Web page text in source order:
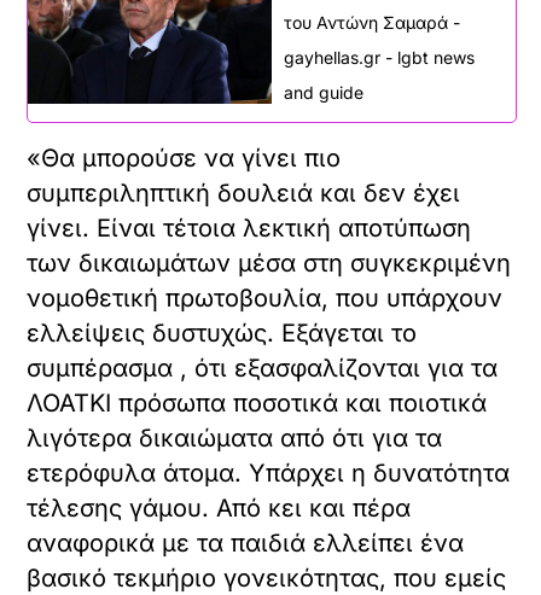
του Αντώνη Σαμαρά -
gayhellas.gr - lgbt news
and guide
«Θα μπορούσε να γίνει πιο
συμπεριληπτική δουλειά και δεν έχει
γίνει. Είναι τέτοια λεκτική αποτύπωση
των δικαιωμάτων μέσα στη συγκεκριμένη
νομοθετική πρωτοβουλία, που υπάρχουν
ελλείψεις δυστυχώς. Εξάγεται το
συμπέρασμα , ότι εξασφαλίζονται για τα
ΛΟΑΤΚΙ πρόσωπα ποσοτικά και ποιοτικά
λιγότερα δικαιώματα από ότι για τα
ετερόφυλα άτομα. Υπάρχει η δυνατότητα
τέλεσης γάμου. Από κει και πέρα
αναφορικά με τα παιδιά ελλείπει ένα
βασικό τεκμήριο γονεικότητας, που εμείς